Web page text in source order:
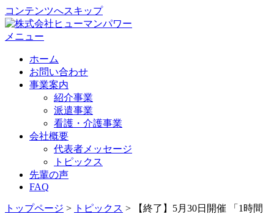
コンテンツへスキップ
メニュー
ホーム
お問い合わせ
事業案内
紹介事業
派遣事業
看護・介護事業
会社概要
代表者メッセージ
トピックス
先輩の声
FAQ
トップページ > トピックス >
【終了】5月30日開催 「1時間